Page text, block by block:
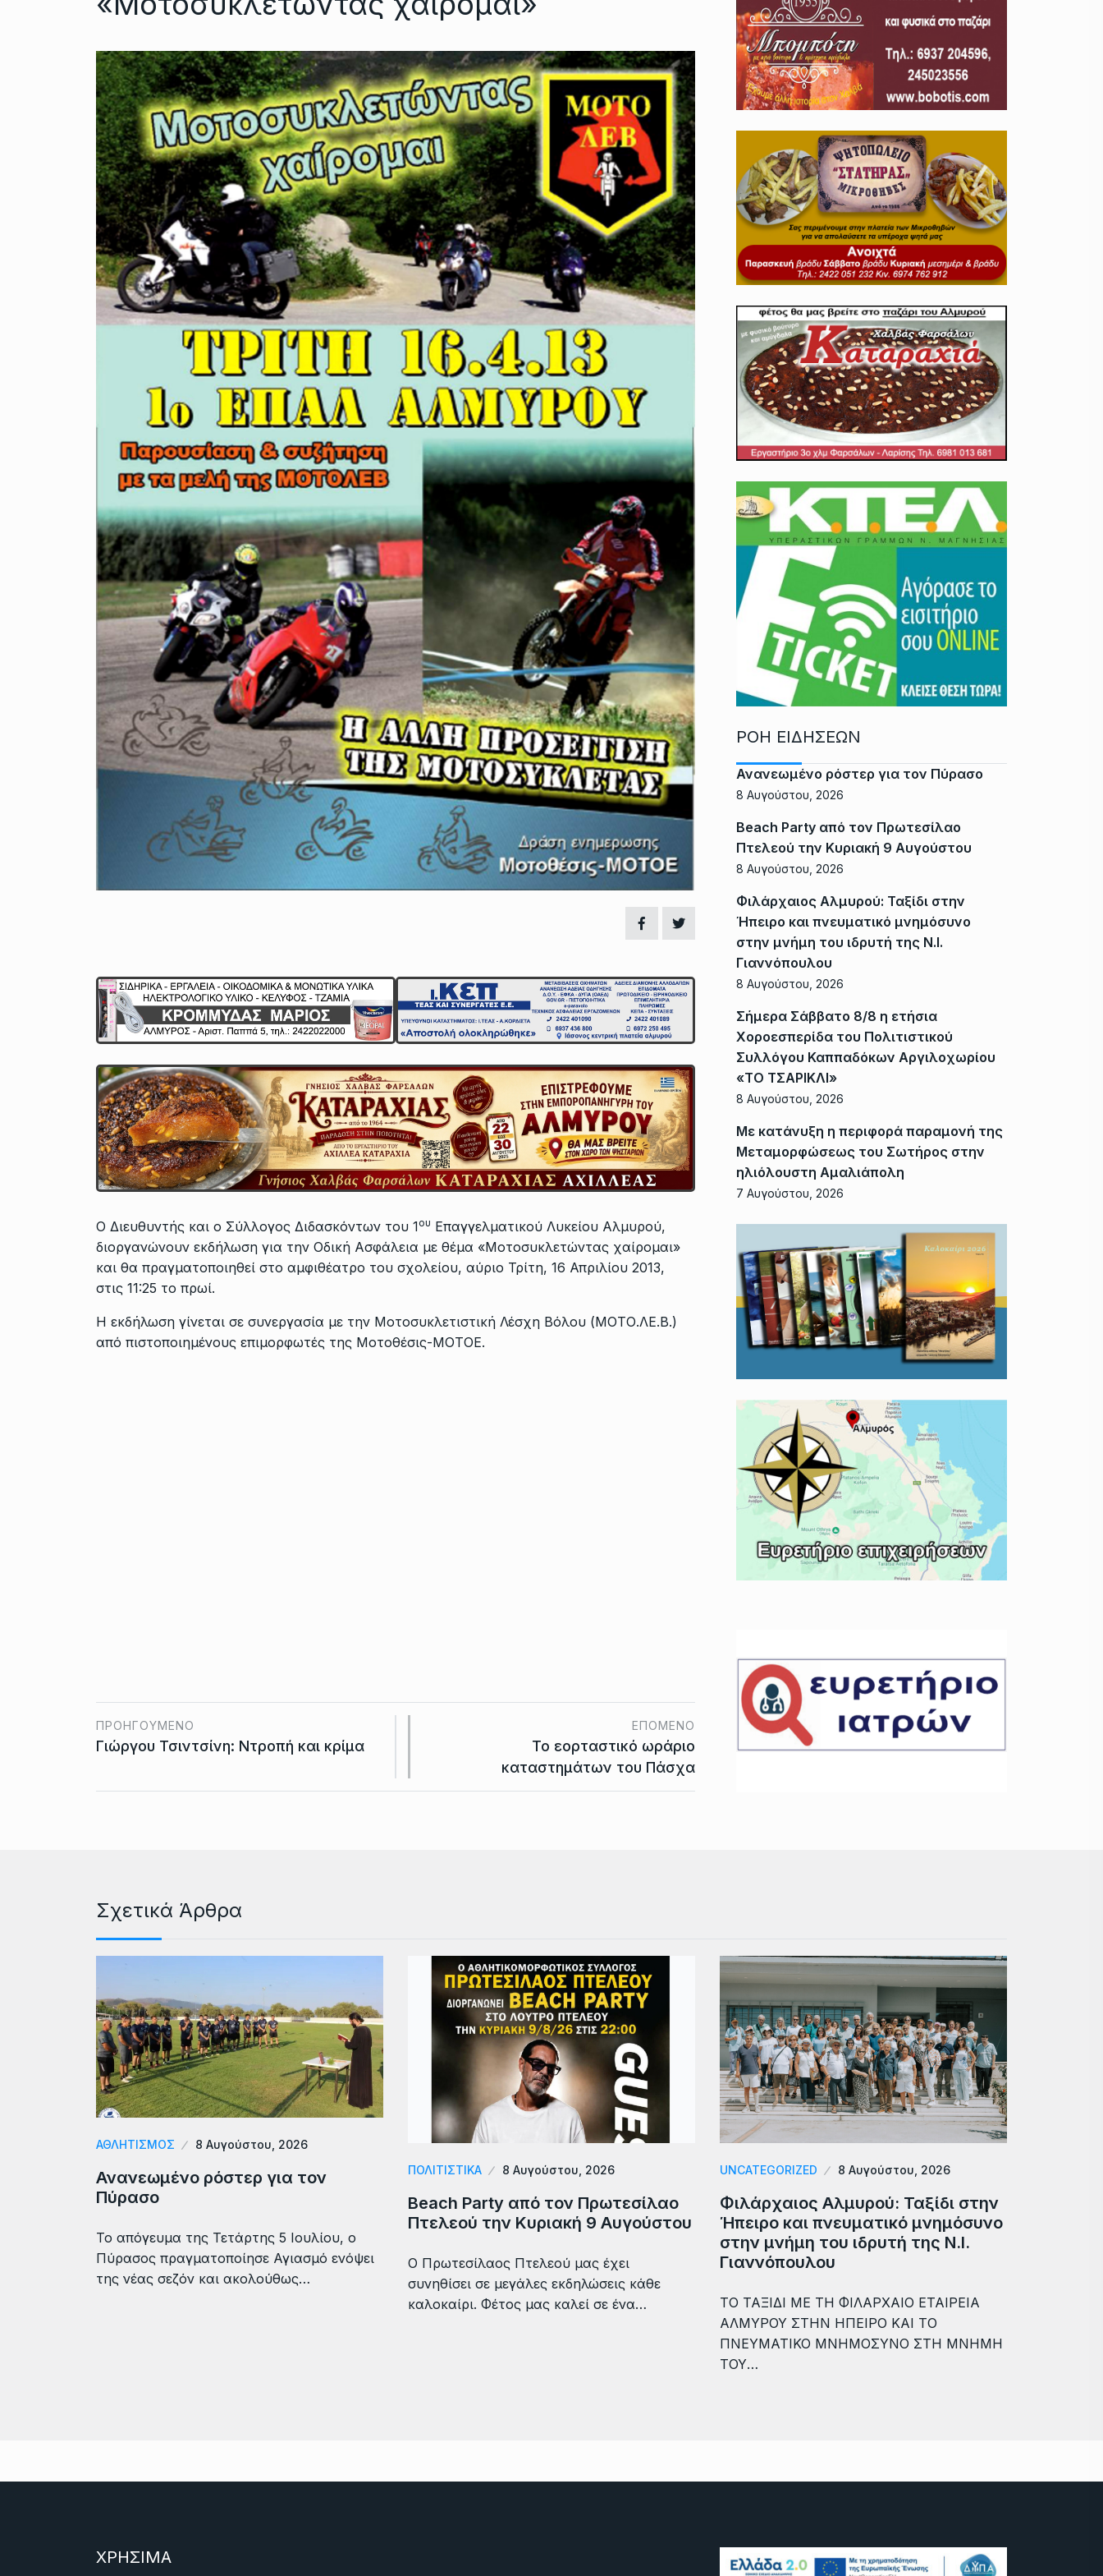
Ο Διευθυντής και ο Σύλλογος Διδασκόντων του 1ου Επαγγελματικού Λυκείου Αλμυρού,
διοργανώνουν εκδήλωση για την Οδική Ασφάλεια με θέμα «Μοτοσυκλετώντας χαίρομαι»
και θα πραγματοποιηθεί στο αμφιθέατρο του σχολείου, αύριο Τρίτη, 16 Απριλίου 2013,
στις 11:25 το πρωί.
Η εκδήλωση γίνεται σε συνεργασία με την Μοτοσυκλετιστική Λέσχη Βόλου (ΜΟΤΟ.ΛΕ.Β.)
από πιστοποιημένους επιμορφωτές της Μοτοθέσις-ΜΟΤΟΕ.
ΠΡΟΗΓΟΎΜΕΝΟ
Γιώργου Τσιντσίνη: Ντροπή και κρίμα
ΕΠΌΜΕΝΟ
Το εορταστικό ωράριο
καταστημάτων του Πάσχα
ΡΟΗ ΕΙΔΗΣΕΩΝ
Ανανεωμένο ρόστερ για τον Πύρασο
8 Αυγούστου, 2026
Beach Party από τον Πρωτεσίλαο
Πτελεού την Κυριακή 9 Αυγούστου
8 Αυγούστου, 2026
Φιλάρχαιος Αλμυρού: Ταξίδι στην
Ήπειρο και πνευματικό μνημόσυνο
στην μνήμη του ιδρυτή της Ν.Ι.
Γιαννόπουλου
8 Αυγούστου, 2026
Σήμερα Σάββατο 8/8 η ετήσια
Χοροεσπερίδα του Πολιτιστικού
Συλλόγου Καππαδόκων Αργιλοχωρίου
«ΤΟ ΤΣΑΡΙΚΛΙ»
8 Αυγούστου, 2026
Με κατάνυξη η περιφορά παραμονή της
Μεταμορφώσεως του Σωτήρος στην
ηλιόλουστη Αμαλιάπολη
7 Αυγούστου, 2026
Σχετικά Άρθρα
ΑΘΛΗΤΙΣΜΟΣ 8 Αυγούστου, 2026
Ανανεωμένο ρόστερ για τον
Πύρασο
Το απόγευμα της Τετάρτης 5 Ιουλίου, ο
Πύρασος πραγματοποίησε Αγιασμό ενόψει
της νέας σεζόν και ακολούθως…
ΠΟΛΙΤΙΣΤΙΚΑ 8 Αυγούστου, 2026
Beach Party από τον Πρωτεσίλαο
Πτελεού την Κυριακή 9 Αυγούστου
Ο Πρωτεσίλαος Πτελεού μας έχει
συνηθίσει σε μεγάλες εκδηλώσεις κάθε
καλοκαίρι. Φέτος μας καλεί σε ένα…
UNCATEGORIZED 8 Αυγούστου, 2026
Φιλάρχαιος Αλμυρού: Ταξίδι στην
Ήπειρο και πνευματικό μνημόσυνο
στην μνήμη του ιδρυτή της Ν.Ι.
Γιαννόπουλου
ΤΟ ΤΑΞΙΔΙ ΜΕ ΤΗ ΦΙΛΑΡΧΑΙΟ ΕΤΑΙΡΕΙΑ
ΑΛΜΥΡΟΥ ΣΤΗΝ ΗΠΕΙΡΟ ΚΑΙ ΤΟ
ΠΝΕΥΜΑΤΙΚΟ ΜΝΗΜΟΣΥΝΟ ΣΤΗ ΜΝΗΜΗ
ΤΟΥ…
ΧΡΗΣΙΜΑ